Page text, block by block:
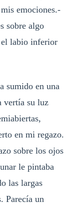
emociones.-
sobre algo
el labio inferior
sumido en una
vertía su luz
en mi regazo.
sobre los ojos
le pintaba
las largas
Parecía un